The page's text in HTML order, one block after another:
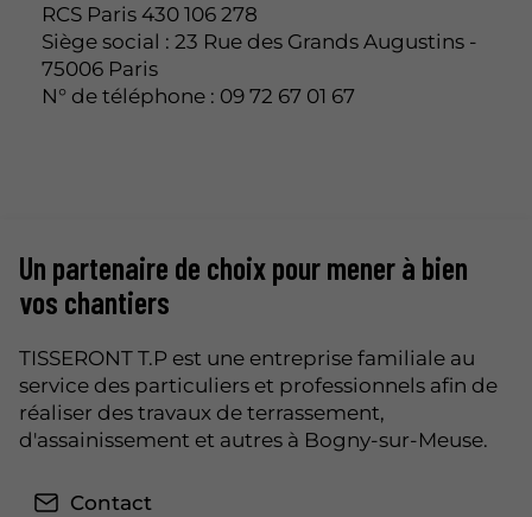
RCS Paris 430 106 278
Siège social : 23 Rue des Grands Augustins -
75006 Paris
N° de téléphone : 09 72 67 01 67
Un partenaire de choix pour mener à bien
vos chantiers
TISSERONT T.P est une entreprise familiale au
service des particuliers et professionnels afin de
réaliser des travaux de terrassement,
d'assainissement et autres à Bogny-sur-Meuse.
Contact